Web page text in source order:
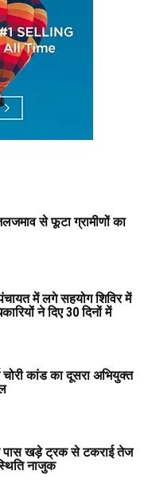
से फूटा ग्रामीणों का
में लगे सहयोग शिविर में
ने दिए 30 दिनों में
चोरी कांड का दूसरा अभियुक्त
पास खड़े ट्रक से टकराई तेज
नाजुक